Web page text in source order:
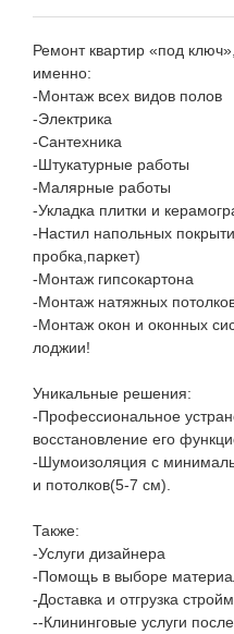
Ремонт квартир «под
именно:
-Монтаж всех видов полов
-Электрика
-Сантехника
-Штукатурные работы
-Малярные работы
-Укладка плитки и
-Настил напольных
пробка,паркет)
-Монтаж гипсокартона
-Монтаж натяжных
-Монтаж окон и оконных
лоджии!
Уникальные решения:
-Профессиональное
восстановление его
-Шумоизоляция с
и потолков(5-7 см).
Также:
-Услуги дизайнера
-Помощь в выборе
-Доставка и отгрузка
--Клининговые услуги